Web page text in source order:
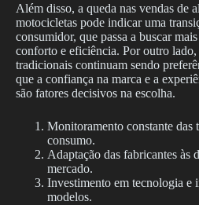
Além disso, a queda nas vendas de
motocicletas pode indicar uma
consumidor, que passa a buscar
conforto e eficiência. Por outro lado,
tradicionais continuam sendo
que a confiança na marca e a
são fatores decisivos na escolha.
Monitoramento constante das
consumo.
Adaptação das fabricantes às
mercado.
Investimento em tecnologia e
modelos.